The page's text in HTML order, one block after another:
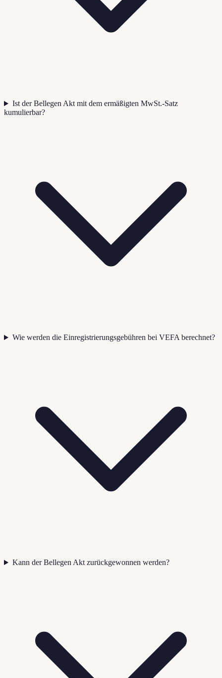
Ist der Bellegen Akt mit dem ermäßigten MwSt.-Satz
kumulierbar?
Wie werden die Einregistrierungsgebühren bei VEFA berechnet?
Kann der Bellegen Akt zurückgewonnen werden?